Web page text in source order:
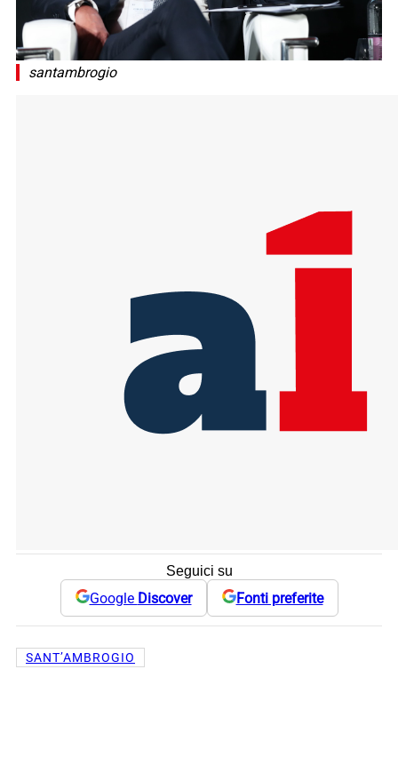
santambrogio
Seguici su
Google Discover Fonti preferite
SANT’AMBROGIO